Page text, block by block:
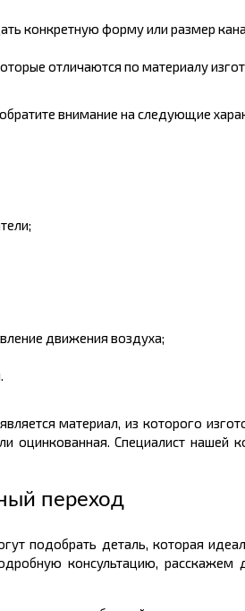
конкретную форму или размер
отличаются по материалу
внимание на следующие
движения воздуха;
материал, из которого
оцинкованная. Специалист
переход
подобрать деталь, которая
консультацию, расскажем